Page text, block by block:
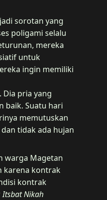
sorotan yang
poligami selalu
mereka
untuk
ingin memiliki
pria yang
baik. Suatu hari
memutuskan
tidak ada hujan
warga Magetan
karena kontrak
kontrak
Itsbat Nikah